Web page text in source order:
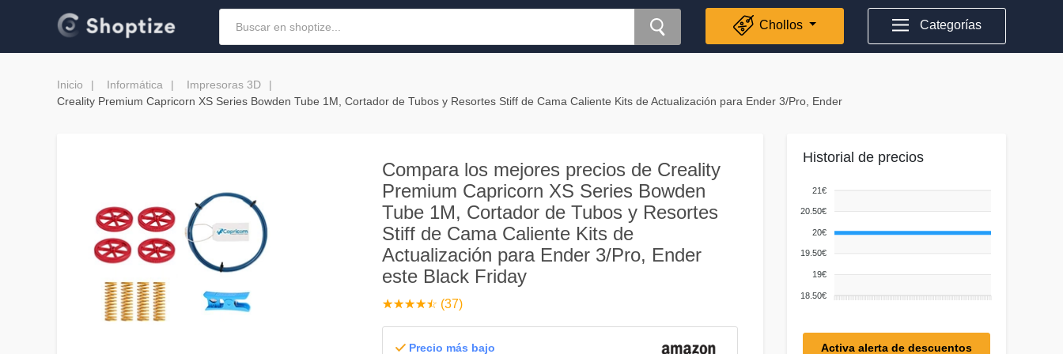
Chollos Categorías
Inicio Informática
Impresoras 3D
Creality Premium Capricorn XS Series Bowden Tube 1M, Cortador de Tubos y Resortes Stiff de Cama Caliente Kits de Actualización para Ender 3/Pro, Ender
Compara los mejores precios de Creality
Premium Capricorn XS Series Bowden
Tube 1M, Cortador de Tubos y Resortes
Stiff de Cama Caliente Kits de
Actualización para Ender 3/Pro, Ender
este Black Friday
☆☆☆☆☆
★★★★★ (37)
Precio más bajo
Historial de precios
21€
20.50€
20€
19.50€
19€
18.50€
Activa alerta de descuentos